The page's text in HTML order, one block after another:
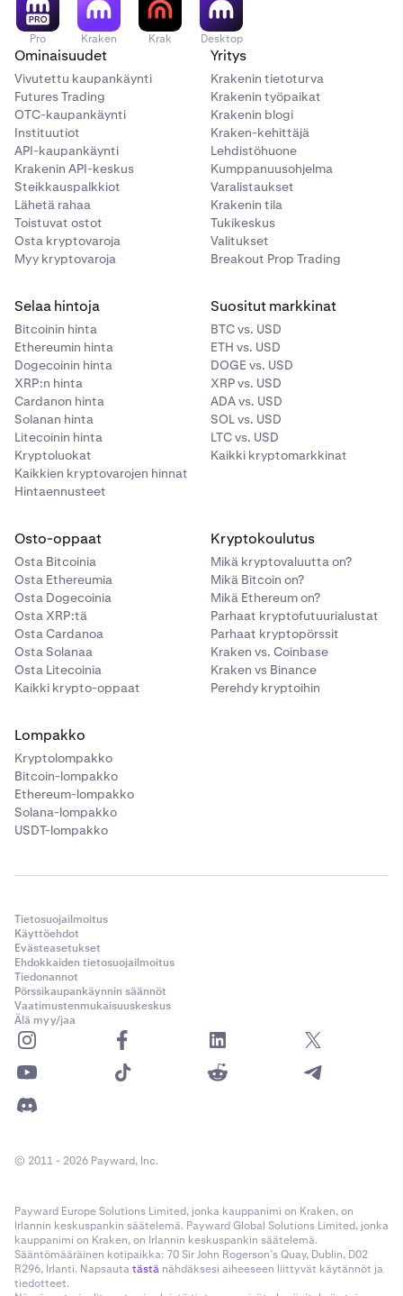
Pro Kraken Krak Desktop
Ominaisuudet
Vivutettu kaupankäynti
Futures Trading
OTC-kaupankäynti
Instituutiot
API-kaupankäynti
Krakenin API-keskus
Steikkauspalkkiot
Lähetä rahaa
Toistuvat ostot
Osta kryptovaroja
Myy kryptovaroja
Yritys
Krakenin tietoturva
Krakenin työpaikat
Krakenin blogi
Kraken-kehittäjä
Lehdistöhuone
Kumppanuusohjelma
Varalistaukset
Krakenin tila
Tukikeskus
Valitukset
Breakout Prop Trading
Selaa hintoja
Bitcoinin hinta
Ethereumin hinta
Dogecoinin hinta
XRP:n hinta
Cardanon hinta
Solanan hinta
Litecoinin hinta
Kryptoluokat
Kaikkien kryptovarojen hinnat
Hintaennusteet
Suositut markkinat
BTC vs. USD
ETH vs. USD
DOGE vs. USD
XRP vs. USD
ADA vs. USD
SOL vs. USD
LTC vs. USD
Kaikki kryptomarkkinat
Osto-oppaat
Osta Bitcoinia
Osta Ethereumia
Osta Dogecoinia
Osta XRP:tä
Osta Cardanoa
Osta Solanaa
Osta Litecoinia
Kaikki krypto-oppaat
Kryptokoulutus
Mikä kryptovaluutta on?
Mikä Bitcoin on?
Mikä Ethereum on?
Parhaat kryptofutuurialustat
Parhaat kryptopörssit
Kraken vs. Coinbase
Kraken vs Binance
Perehdy kryptoihin
Lompakko
Kryptolompakko
Bitcoin-lompakko
Ethereum-lompakko
Solana-lompakko
USDT-lompakko
Tietosuojailmoitus
Käyttöehdot
Evästeasetukset
Ehdokkaiden tietosuojailmoitus
Tiedonannot
Pörssikaupankäynnin säännöt
Vaatimustenmukaisuuskeskus
Älä myy/jaa
© 2011 - 2026 Payward, Inc.
Payward Europe Solutions Limited, jonka kauppanimi on Kraken, on
Irlannin keskuspankin säätelemä. Payward Global Solutions Limited, jonka
kauppanimi on Kraken, on Irlannin keskuspankin säätelemä.
Sääntömääräinen kotipaikka: 70 Sir John Rogerson’s Quay, Dublin, D02
R296, Irlanti. Napsautatästä nähdäksesi aiheeseen liittyvät käytännöt ja
tiedotteet.